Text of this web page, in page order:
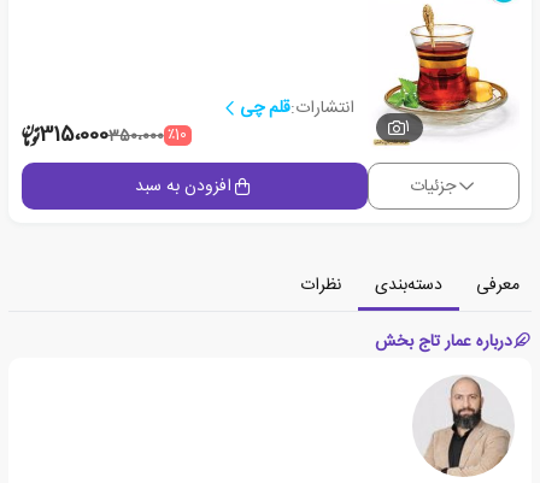
1
انتشارات:قلم چی
٪10350،000315،000
جزئیات افزودن به سبد
معرفی دسته‌بندی
نظرات
درباره عمار تاج بخش